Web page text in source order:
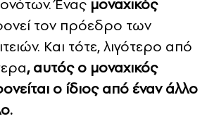
Ένας μοναχικός
τον πρόεδρο των
Και τότε, λιγότερο από
, αυτός ο μοναχικός
ο ίδιος από έναν άλλο